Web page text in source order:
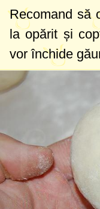
Recomand să
la opărit și
vor închide